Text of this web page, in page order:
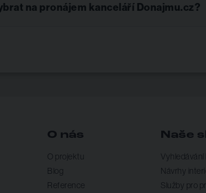
na pronájem kanceláří Donajmu.cz?
O nás
O projektu
Blog
Reference
Naše
Vyhledávání
Návrhy
Služby pro